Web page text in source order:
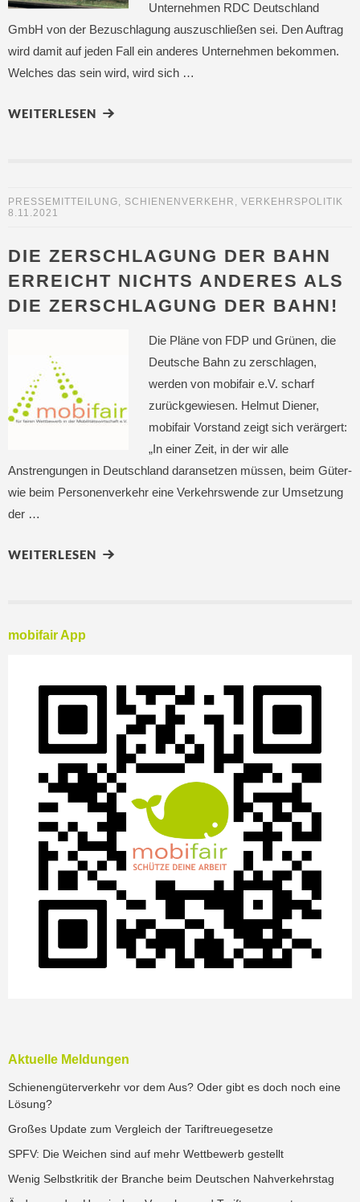
Unternehmen RDC Deutschland
GmbH von der Bezuschlagung auszuschließen sei. Den Auftrag
wird damit auf jeden Fall ein anderes Unternehmen bekommen.
Welches das sein wird, wird sich …
WEITERLESEN
PRESSEMITTEILUNG, SCHIENENVERKEHR , VERKEHRSPOLITIK
8.11.2021
DIE ZERSCHLAGUNG DER BAHN
ERREICHT NICHTS ANDERES ALS
DIE ZERSCHLAGUNG DER BAHN!
Die Pläne von FDP und Grünen, die
Deutsche Bahn zu zerschlagen,
werden von mobifair e.V. scharf
zurückgewiesen. Helmut Diener,
mobifair Vorstand zeigt sich verärgert:
„In einer Zeit, in der wir alle
Anstrengungen in Deutschland daransetzen müssen, beim Güter-
wie beim Personenverkehr eine Verkehrswende zur Umsetzung
der …
WEITERLESEN
mobifair App
Aktuelle Meldungen
Schienengüterverkehr vor dem Aus? Oder gibt es doch noch eine
Lösung?
Großes Update zum Vergleich der Tariftreuegesetze
SPFV: Die Weichen sind auf mehr Wettbewerb gestellt
Wenig Selbstkritik der Branche beim Deutschen Nahverkehrstag